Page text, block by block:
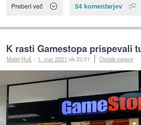
Preberi več 54 komentarjev
K rasti Gamestopa prispevali
Matej Huš :: 1. mar 2021 ob 22:01 Ostale najave